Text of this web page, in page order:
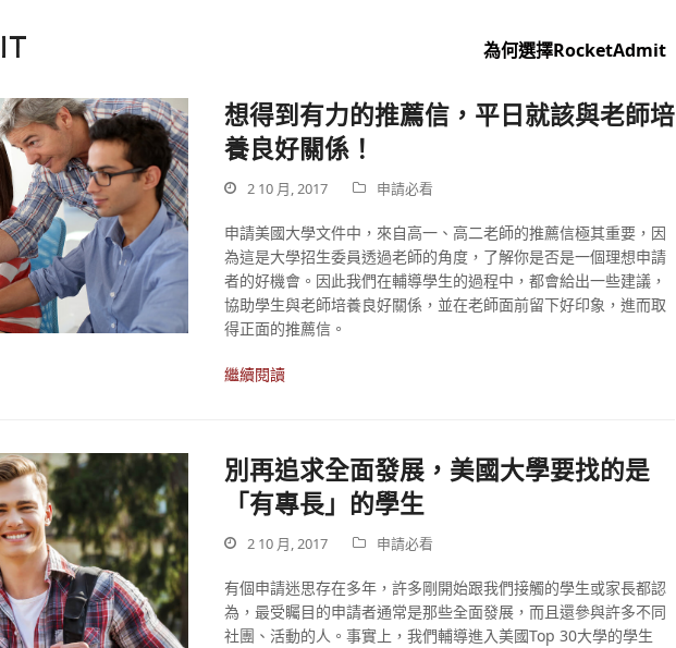
為何選擇RocketAdmit
想得到有力的推薦信，平日就該與老師培
養良好關係！
2 10 月, 2017 申請必看
申請美國大學文件中，來自高一、高二老師的推薦信極其重要，因
為這是大學招生委員透過老師的角度，了解你是否是一個理想申請
者的好機會。因此我們在輔導學生的過程中，都會給出一些建議，
協助學生與老師培養良好關係，並在老師面前留下好印象，進而取
得正面的推薦信。
繼續閱讀
別再追求全面發展，美國大學要找的是
「有專長」的學生
2 10 月, 2017 申請必看
有個申請迷思存在多年，許多剛開始跟我們接觸的學生或家長都認
為，最受矚目的申請者通常是那些全面發展，而且還參與許多不同
社團、活動的人。事實上，我們輔導進入美國Top 30大學的學生